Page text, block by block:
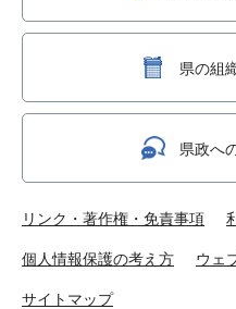
県の組
県政へ
リンク・著作権・免責事項
個人情報保護の考え方 ウェ
サイトマップ